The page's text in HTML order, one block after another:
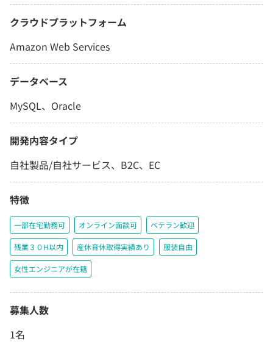
クラウドプラットフォーム
Amazon Web Services
データベース
MySQL、Oracle
開発内容タイプ
自社製品/自社サービス、B2C、EC
特徴
一部在宅勤務可 オンライン面談可 ベテラン歓迎
残業３０H以内 産休育休取得実績あり 服装自由
女性エンジニアが在籍
募集人数
1名